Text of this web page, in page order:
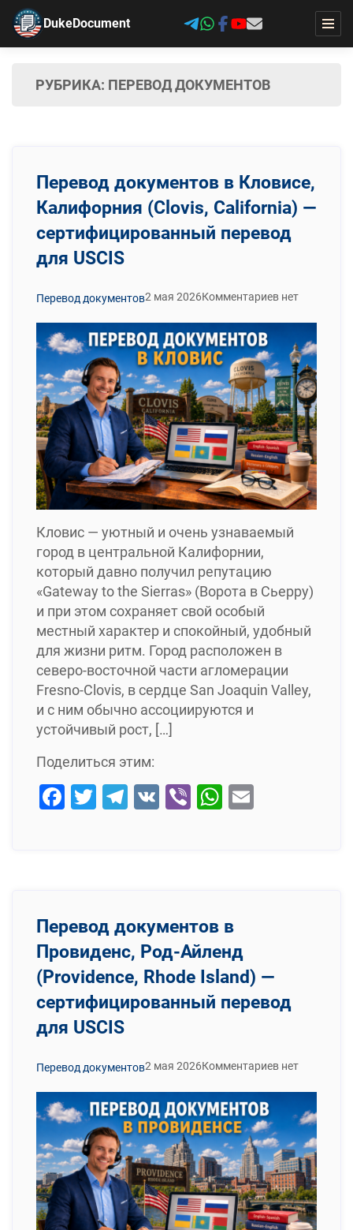
DukeDocument
РУБРИКА: ПЕРЕВОД ДОКУМЕНТОВ
Перевод документов в Кловисе,
Калифорния (Clovis, California) —
сертифицированный перевод
для USCIS
Перевод документов2 мая 2026Комментариев нет
Кловис — уютный и очень узнаваемый
город в центральной Калифорнии,
который давно получил репутацию
«Gateway to the Sierras» (Ворота в Сьерру)
и при этом сохраняет свой особый
местный характер и спокойный, удобный
для жизни ритм. Город расположен в
северо-восточной части агломерации
Fresno-Clovis, в сердце San Joaquin Valley,
и с ним обычно ассоциируются и
устойчивый рост, […]
Поделиться этим:
Facebook
Twitter
Telegram
VK ViberWhatsApp
Перевод документов в
Провиденс, Род-Айленд
(Providence, Rhode Island) —
сертифицированный перевод
для USCIS
Перевод документов2 мая 2026Комментариев нет